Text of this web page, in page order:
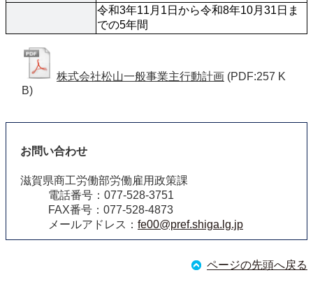
令和3年11月1日から令和8年10月31日ま
での5年間
株式会社松山一般事業主行動計画 (PDF:257 K
B)
お問い合わせ
滋賀県商工労働部労働雇用政策課
電話番号：077-528-3751
FAX番号：077-528-4873
メールアドレス： fe00@pref.shiga.lg.jp
ページの先頭へ戻る